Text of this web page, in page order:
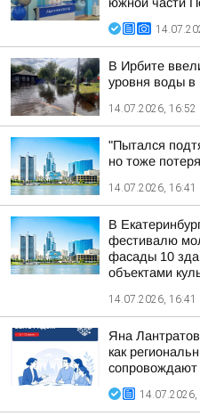
В Ирбите
уровня воды в
14.07.2026, 16:52
"Пытался
но тоже
14.07.2026, 16:41
В
фестивалю
фасады 10
объектами
14.07.2026, 16:41
Яна
как
14.07.2026,